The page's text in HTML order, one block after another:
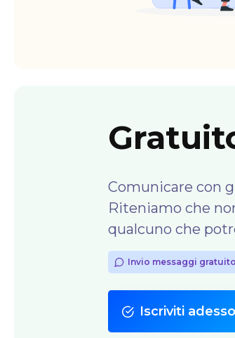
Comunicare con
Riteniamo che
qualcuno che
Invio messaggi gratuito
Iscriviti adesso